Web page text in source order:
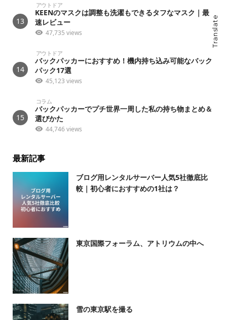
13
アウトドア
KEENのマスクは調整も洗濯もできるタフなマスク｜最
速レビュー
47,735 views
14
アウトドア
バックパッカーにおすすめ！機内持ち込み可能なバック
パック17選
45,123 views
15
コラム
バックパッカーでプチ世界一周した私の持ち物まとめ＆
選びかた
44,746 views
最新記事
ブログ用レンタルサーバー人気5社徹底比
較｜初心者におすすめの1社は？
東京国際フォーラム、アトリウムの中へ
雪の東京駅を撮る
Translate